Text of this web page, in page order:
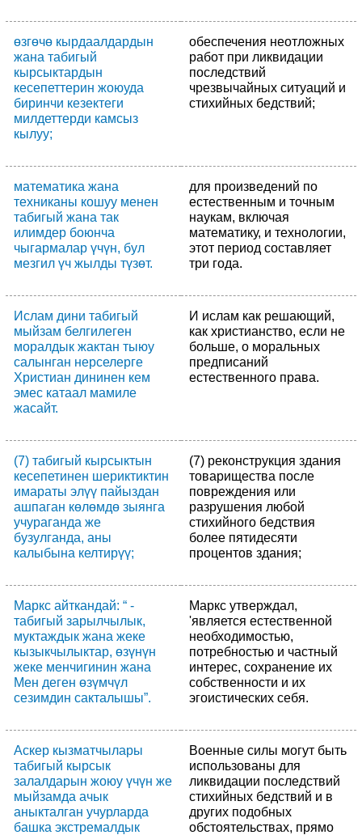
өзгөчө кырдаалдардын
жана табигый
кырсыктардын
кесепеттерин жоюуда
биринчи кезектеги
милдеттерди камсыз
кылуу;
обеспечения неотложных
работ при ликвидации
последствий
чрезвычайных ситуаций и
стихийных бедствий;
математика жана
техниканы кошуу менен
табигый жана так
илимдер боюнча
чыгармалар үчүн, бул
мезгил үч жылды түзөт.
для произведений по
естественным и точным
наукам, включая
математику, и технологии,
этот период составляет
три года.
Ислам дини табигый
мыйзам белгилеген
моралдык жактан тыюу
салынган нерселерге
Христиан дининен кем
эмес катаал мамиле
жасайт.
И ислам как решающий,
как христианство, если не
больше, о моральных
предписаний
естественного права.
(7) табигый кырсыктын
кесепетинен шериктиктин
имараты элүү пайыздан
ашпаган көлөмдө зыянга
учураганда же
бузулганда, аны
калыбына келтирүү;
(7) реконструкция здания
товарищества после
повреждения или
разрушения любой
стихийного бедствия
более пятидесяти
процентов здания;
Маркс айткандай: “ -
табигый зарылчылык,
муктаждык жана жеке
кызыкчылыктар, өзүнүн
жеке менчигинин жана
Мен деген өзүмчүл
сезимдин сакталышы”.
Маркс утверждал,
'является естественной
необходимостью,
потребностью и частный
интерес, сохранение их
собственности и их
эгоистических себя.
Аскер кызматчылары
табигый кырсык
залалдарын жоюу үчүн же
мыйзамда ачык
аныкталган учурларда
башка экстремалдык
Военные силы могут быть
использованы для
ликвидации последствий
стихийных бедствий и в
других подобных
обстоятельствах, прямо